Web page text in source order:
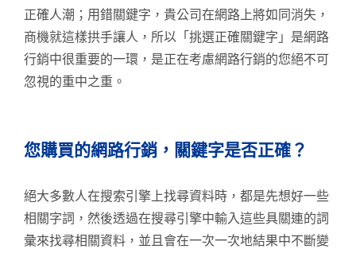
正確人潮；用錯關鍵字，貴公司在網路上將如同消失，
商機就這樣拱手讓人，所以「挑選正確關鍵字」是網路
行銷中很重要的一環，是正在考慮網路行銷的您絕不可
忽視的重中之重。
您購買的網路行銷，關鍵字是否正確？
絕大多數人在搜索引擎上找尋資料時，都是先想好一些
相關字詞，然後透過在搜尋引擎中輸入這些具關連的詞
彙來找尋相關資料，並且會在一次一次地結果中不斷變